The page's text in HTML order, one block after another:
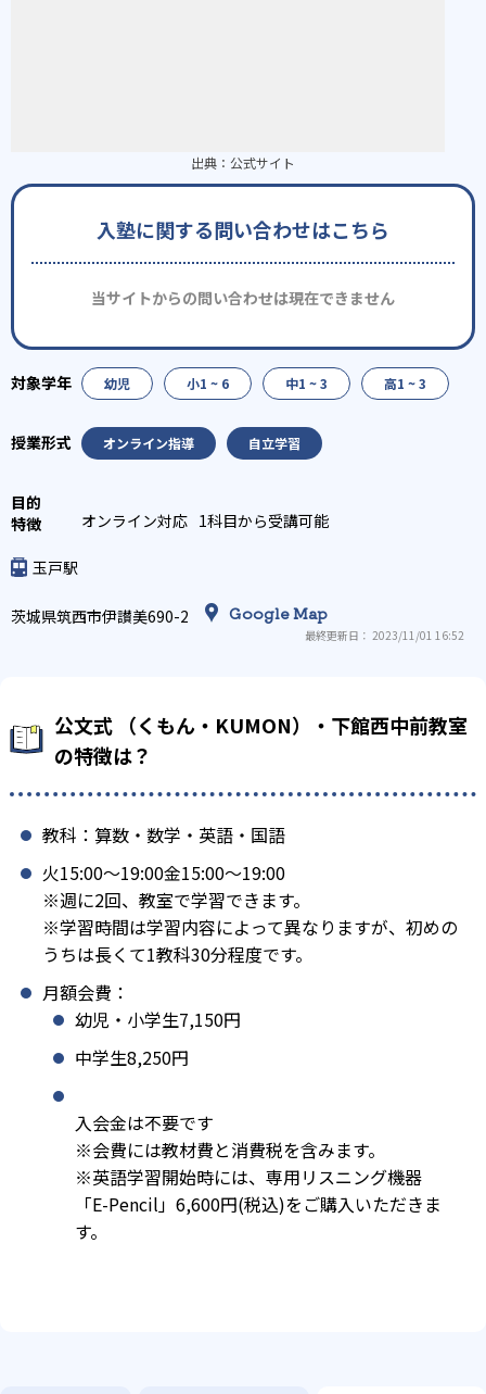
出典： 公式サイト
入塾に関する問い合わせはこちら
当サイトからの問い合わせは現在できません
幼児 小1 ~ 6 中1 ~ 3 高1 ~ 3
オンライン指導 自立学習
オンライン対応 1科目から受講可能
玉戸駅
茨城県筑西市伊讃美690-2 Google Map
最終更新日： 2023/11/01 16:52
公文式 （くもん・KUMON）・下館西中前教室
の特徴は？
教科：算数・数学・英語・国語
火15:00〜19:00金15:00〜19:00
※週に2回、教室で学習できます。
※学習時間は学習内容によって異なりますが、初めの
うちは長くて1教科30分程度です。
月額会費：
幼児・小学生7,150円
中学生8,250円
入会金は不要です
※会費には教材費と消費税を含みます。
※英語学習開始時には、専用リスニング機器
「E-Pencil」6,600円(税込)をご購入いただきま
す。